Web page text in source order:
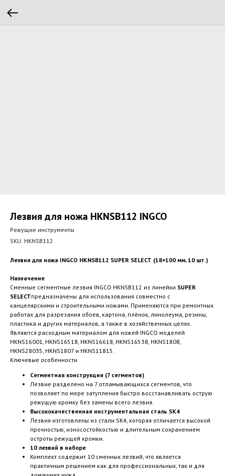
Лезвия для ножа HKNSB112 INGCO
Режущие инструменты
SKU: HKNSB112
Лезвия для ножа INGCO HKNSB112 SUPER SELECT (18×100 мм, 10 шт.)
Назначение
Сменные сегментные лезвия INGCO HKNSB112 из линейки SUPER
SELECTпредназначены для использования совместно с
канцелярскими и строительными ножами. Применяются при ремонтных
работах для разрезания обоев, картона, плёнок, линолеума, резины,
пластика и других материалов, а также в хозяйственных целях.
Являются расходным материалом для ножей INGCO моделей
HKNS16001, HKNS16518, HKNS16618, HKNS16538, HKNS1808,
HKNS28035, HKNS1807 и HKNS11815.
Ключевые особенности
Сегментная конструкция (7 сегментов)
Лезвие разделено на 7 отламывающихся сегментов, что
позволяет по мере затупления быстро восстанавливать острую
режущую кромку без замены всего лезвия.
Высококачественная инструментальная сталь SK4
Лезвия изготовлены из стали SK4, которая отличается высокой
прочностью, износостойкостью и длительным сохранением
остроты режущей кромки.
10 лезвий в наборе
Комплект содержит 10 сменных лезвий, что является
практичным решением как для профессиональных, так и для